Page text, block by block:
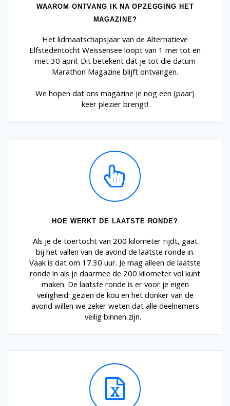
WAAROM ONTVANG IK NA OPZEGGING HET
MAGAZINE?
Het lidmaatschapsjaar van de Alternatieve
Elfstedentocht Weissensee loopt van 1 mei tot en
met 30 april. Dit betekent dat je tot die datum
Marathon Magazine blijft ontvangen.
We hopen dat ons magazine je nog een (paar)
keer plezier brengt!
HOE WERKT DE LAATSTE RONDE?
Als je de toertocht van 200 kilometer rijdt, gaat
bij het vallen van de avond de laatste ronde in.
Vaak is dat om 17.30 uur. Je mag alleen de laatste
ronde in als je daarmee de 200 kilometer vol kunt
maken. De laatste ronde is er voor je eigen
veiligheid: gezien de kou en het donker van de
avond willen we zeker weten dat alle deelnemers
veilig binnen zijn.